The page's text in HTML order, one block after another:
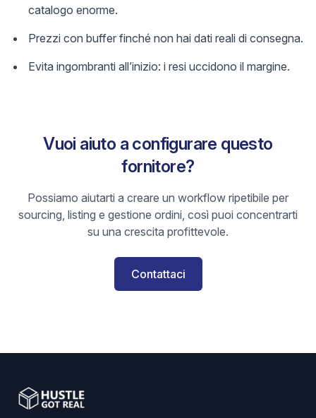
catalogo enorme.
Prezzi con buffer finché non hai dati reali di consegna.
Evita ingombranti all’inizio: i resi uccidono il margine.
Vuoi aiuto a configurare questo
fornitore?
Possiamo aiutarti a creare un workflow ripetibile per
sourcing, listing e gestione ordini, così puoi concentrarti
su una crescita profittevole.
Contattaci